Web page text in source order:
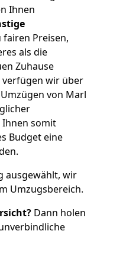
Ihnen
fairen Preisen,
als die
Zuhause
wir über
von Marl
somit
Budget eine
ausgewählt, wir
Umzugsbereich.
Dann holen